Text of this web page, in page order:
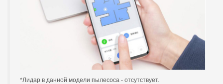
*Лидар в данной модели пылесоса - отсутствует.